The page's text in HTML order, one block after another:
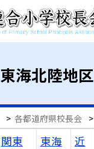
東海北陸地区
> 各都道府県校長会 >
関東
東海
近